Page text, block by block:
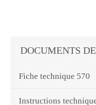
DOCUMENTS
Fiche technique 570
Instructions